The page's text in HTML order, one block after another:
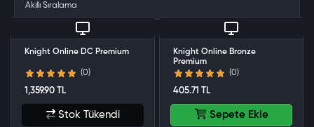
Knight Online DC Premium
(0)
1,359.90 TL
Stok Tükendi
Knight Online Bronze
Premium
(0)
405.71 TL
Sepete Ekle